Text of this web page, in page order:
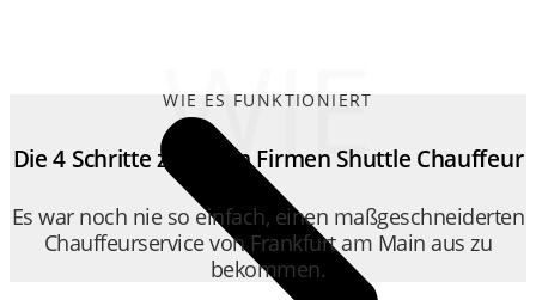
WIE
WIE ES FUNKTIONIERT
Die 4 Schritte zu Ihrem Firmen Shuttle Chauffeur
Es war noch nie so einfach, einen maßgeschneiderten
Chauffeurservice von Frankfurt am Main aus zu
bekommen.